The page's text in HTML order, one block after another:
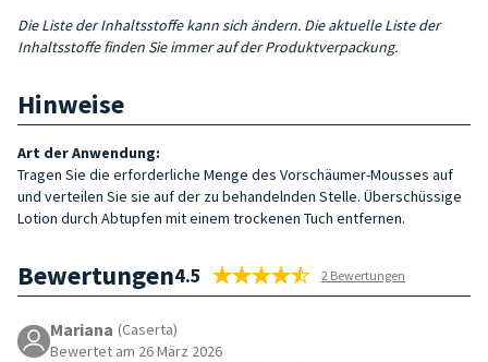
Die Liste der Inhaltsstoffe kann sich ändern. Die aktuelle Liste der
Inhaltsstoffe finden Sie immer auf der Produktverpackung.
Hinweise
Art der Anwendung:
Tragen Sie die erforderliche Menge des Vorschäumer-Mousses auf
und verteilen Sie sie auf der zu behandelnden Stelle. Überschüssige
Lotion durch Abtupfen mit einem trockenen Tuch entfernen.
Bewertungen4.5 2 Bewertungen
Mariana (Caserta)
Bewertet am 26 März 2026